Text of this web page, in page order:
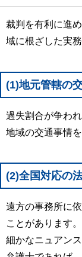
裁判を有利に進
域に根ざした実
(1)地元管轄の
過失割合が争わ
地域の交通事情
(2)全国対応の
遠方の事務所に
ことがあります
細かなニュアン